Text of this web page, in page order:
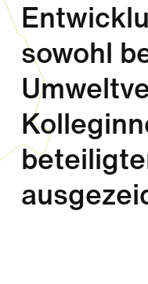
sowohl